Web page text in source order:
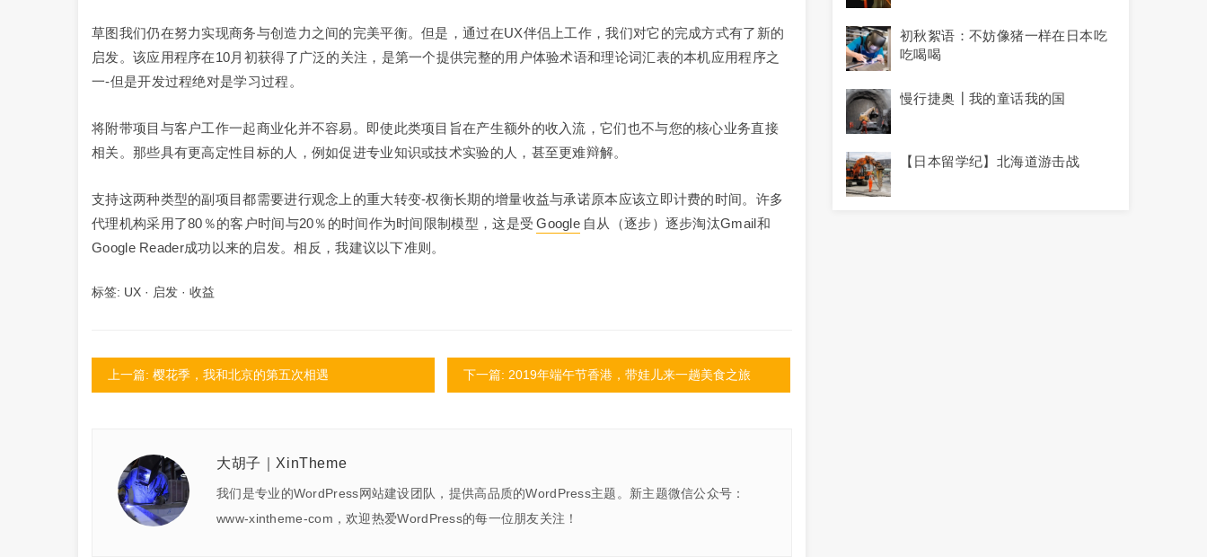
草图我们仍在努力实现商务与创造力之间的完美平衡。但是，通过在UX伴侣上工作，我们对它的完成方式有了新的
启发。该应用程序在10月初获得了广泛的关注，是第一个提供完整的用户体验术语和理论词汇表的本机应用程序之
一-但是开发过程绝对是学习过程。
将附带项目与客户工作一起商业化并不容易。即使此类项目旨在产生额外的收入流，它们也不与您的核心业务直接
相关。那些具有更高定性目标的人，例如促进专业知识或技术实验的人，甚至更难辩解。
支持这两种类型的副项目都需要进行观念上的重大转变-权衡长期的增量收益与承诺原本应该立即计费的时间。许多
代理机构采用了80％的客户时间与20％的时间作为时间限制模型，这是受 Google 自从（逐步）逐步淘汰Gmail和
Google Reader成功以来的启发。相反，我建议以下准则。
标签: UX · 启发 · 收益
上一篇: 樱花季，我和北京的第五次相遇 下一篇: 2019年端午节香港，带娃儿来一趟美食之旅
大胡子｜XinTheme
我们是专业的WordPress网站建设团队，提供高品质的WordPress主题。新主题微信公众号：
www-xintheme-com，欢迎热爱WordPress的每一位朋友关注！
初秋絮语：不妨像猪一样在日本吃
吃喝喝
慢行捷奥┃我的童话我的国
【日本留学纪】北海道游击战